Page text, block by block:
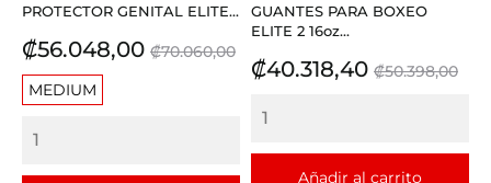
PROTECTOR GENITAL ELITE...
Precio
₡56.048,00 Precio
₡70.060,00
MEDIUM
GUANTES PARA BOXEO
ELITE 2 16oz...
Precio
₡40.318,40 Precio
₡50.398,00
Añadir al carrito